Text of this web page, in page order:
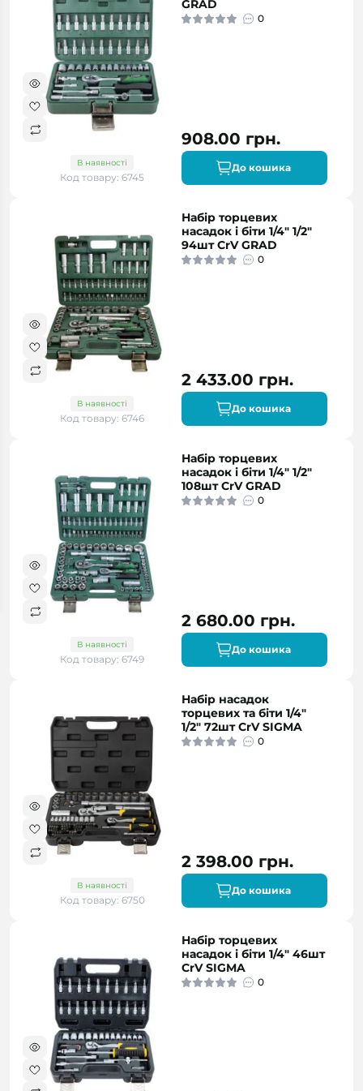
В наявності
Код товару: 6745
GRAD
0
908.00 грн.
До кошика
В наявності
Код товару: 6746
Набір торцевих
насадок і біти 1/4" 1/2"
94шт CrV GRAD
0
2 433.00 грн.
До кошика
В наявності
Код товару: 6749
Набір торцевих
насадок і біти 1/4" 1/2"
108шт CrV GRAD
0
2 680.00 грн.
До кошика
В наявності
Код товару: 6750
Набір насадок
торцевих та біти 1/4"
1/2" 72шт CrV SIGMA
0
2 398.00 грн.
До кошика
Набір торцевих
насадок і біти 1/4" 46шт
CrV SIGMA
0